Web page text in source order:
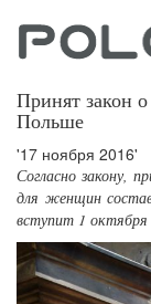
Принят закон
Польше
'17 ноября 2016'
Согласно закону,
для женщин
вступит 1 октября